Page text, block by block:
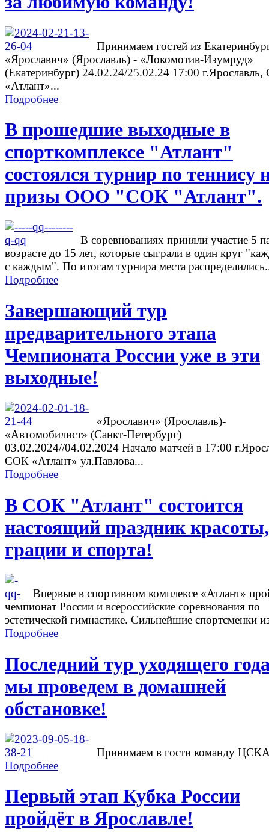
Принимаем гостей из
«Ярославич» (Ярославль) - «Локомотив-Изумруд»
(Екатеринбург) 24.02.24/25.02.24 17:00
«Атлант»...
Подробнее
В прошедшие выходные в
спорткомплексе "Атлант"
состоялся турнир по теннису
призы ООО "СОК "Атлант".
В соревнованиях приняли участие 5
возрасте до 15 лет, которые сыграли в один круг
с каждым". По итогам турнира места
Подробнее
Завершающий тур
предварительного этапа
Чемпионата России уже в эти
выходные!
«Ярославич» (Ярославль)-
«Автомобилист» (Санкт-Петербург)
03.02.2024//04.02.2024 Начало матчей в 17:00
СОК «Атлант» ул.Павлова...
Подробнее
В СОК "Атлант" состоится
настоящий праздник красоты,
грации и спорта!
Впервые в спортивном комплексе «Атлант»
чемпионат России и всероссийские соревнования по
эстетической гимнастике. Сильнейшие спортсменки
Подробнее
Последний тур уходящего
мы проведем в домашней
обстановке!
Принимаем в гости команду
Подробнее
Первый этап Кубка России
пройдёт в Ярославле!